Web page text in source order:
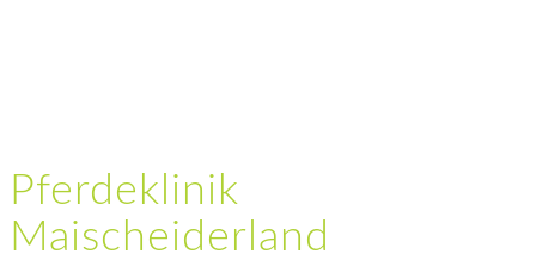
Pferdeklinik
Maischeiderland